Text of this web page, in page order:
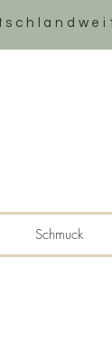
Schmuck